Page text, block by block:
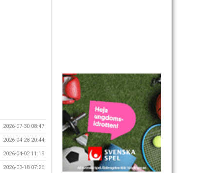
2026-07-30 08:47
2026-04-28 20:44
2026-04-02 11:19
2026-03-18 07:26